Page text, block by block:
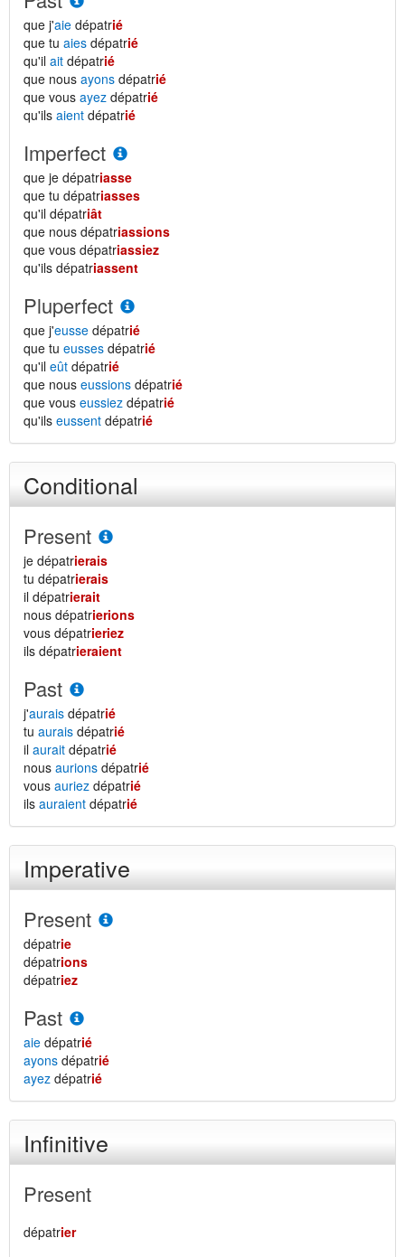
que j'aie dépatrié
que tu aies dépatrié
qu'il ait dépatrié
que nous ayons dépatrié
que vous ayez dépatrié
qu'ils aient dépatrié
Imperfect
que je dépatriasse
que tu dépatriasses
qu'il dépatriât
que nous dépatriassions
que vous dépatriassiez
qu'ils dépatriassent
Pluperfect
que j'eusse dépatrié
que tu eusses dépatrié
qu'il eût dépatrié
que nous eussions dépatrié
que vous eussiez dépatrié
qu'ils eussent dépatrié
Conditional
Present
je dépatrierais
tu dépatrierais
il dépatrierait
nous dépatrierions
vous dépatrieriez
ils dépatrieraient
Past
j'aurais dépatrié
tu aurais dépatrié
il aurait dépatrié
nous aurions dépatrié
vous auriez dépatrié
ils auraient dépatrié
Imperative
Present
dépatrie
dépatrions
dépatriez
Past
aie dépatrié
ayons dépatrié
ayez dépatrié
Infinitive
Present
dépatrier